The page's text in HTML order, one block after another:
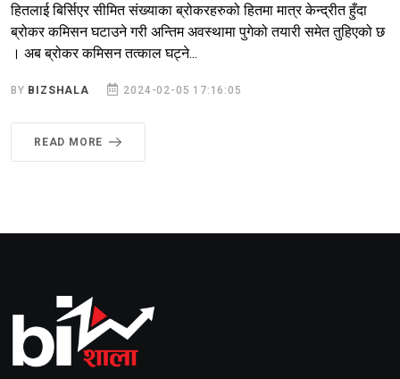
हितलाई बिर्सिएर सीमित संख्याका ब्रोकरहरुको हितमा मात्र केन्द्रीत हुँदा
ब्रोकर कमिसन घटाउने गरी अन्तिम अवस्थामा पुगेको तयारी समेत तुहिएको छ
। अब ब्रोकर कमिसन तत्काल घट्ने...
BY BIZSHALA 2024-02-05 17:16:05
READ MORE